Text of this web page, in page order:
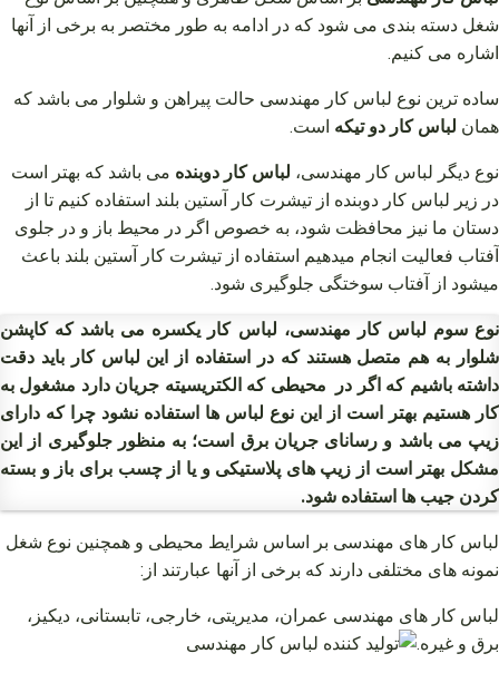
شغل دسته بندی می شود که در ادامه به طور مختصر به برخی از آنها
اشاره می کنیم.
ساده ترین نوع لباس کار مهندسی حالت پیراهن و شلوار می باشد که
همان لباس کار دو تیکه است.
نوع دیگر لباس کار مهندسی، لباس کار دوبنده می باشد که بهتر است
در زیر لباس کار دوبنده از تیشرت کار آستین بلند استفاده کنیم تا از
دستان ما نیز محافظت شود، به خصوص اگر در محیط باز و در جلوی
آفتاب فعالیت انجام میدهیم استفاده از تیشرت کار آستین بلند باعث
میشود از آفتاب سوختگی جلوگیری شود.
نوع سوم لباس کار مهندسی، لباس کار یکسره می باشد که کاپشن
شلوار به هم متصل هستند که در استفاده از این لباس کار باید دقت
داشته باشیم که اگر در محیطی که الکتریسیته جریان دارد مشغول به
کار هستیم بهتر است از این نوع لباس ها استفاده نشود چرا که دارای
زیپ می باشد و رسانای جریان برق است؛ به منظور جلوگیری از این
مشکل بهتر است از زیپ های پلاستیکی و یا از چسب برای باز و بسته
کردن جیب ها استفاده شود.
لباس کار های مهندسی بر اساس شرایط محیطی و همچنین نوع شغل
نمونه های مختلفی دارند که برخی از آنها عبارتند از:
لباس کار های مهندسی عمران، مدیریتی، خارجی، تابستانی، دیکیز،
برق و غیره.